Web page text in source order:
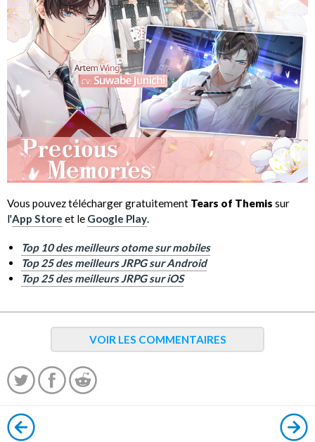
Vous pouvez télécharger gratuitement Tears of Themis sur
l'App Store et le Google Play.
Top 10 des meilleurs otome sur mobiles
Top 25 des meilleurs JRPG sur Android
Top 25 des meilleurs JRPG sur iOS
VOIR LES COMMENTAIRES